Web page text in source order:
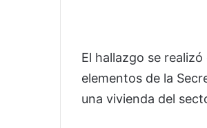
El hallazgo se
elementos de la
una vivienda del